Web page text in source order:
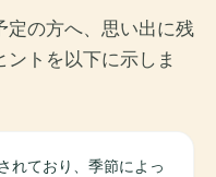
定の方へ、思い出に残
トを以下に示しま
れており、季節によっ